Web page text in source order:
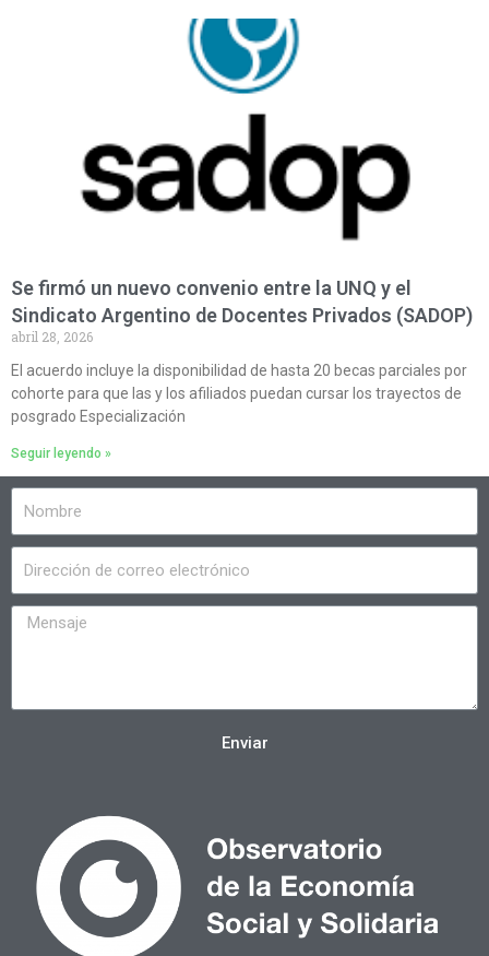
Se firmó un nuevo convenio entre la UNQ y el
Sindicato Argentino de Docentes Privados (SADOP)
abril 28, 2026
El acuerdo incluye la disponibilidad de hasta 20 becas parciales por
cohorte para que las y los afiliados puedan cursar los trayectos de
posgrado Especialización
Seguir leyendo »
Enviar